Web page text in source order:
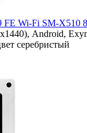
FE Wi-Fi SM-X510
Android,
серебристый